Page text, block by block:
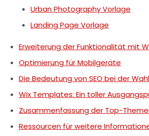
Urban Photography Vorlage
Landing Page Vorlage
Erweiterung der Funktionalität mit
Optimierung für Mobilgeräte
Die Bedeutung von SEO bei der
Wix Templates: Ein toller
Zusammenfassung der Top-
Ressourcen für weitere